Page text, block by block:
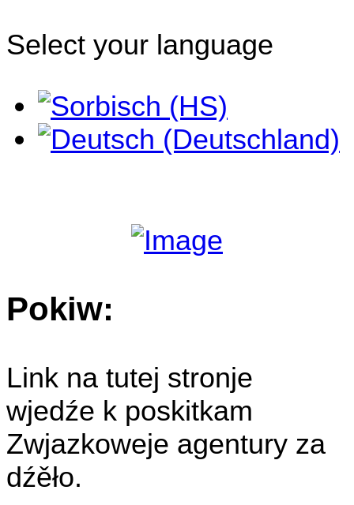
Select your language
Pokiw:
Link na tutej stronje
wjedźe k poskitkam
Zwjazkoweje agentury za
dźěło.